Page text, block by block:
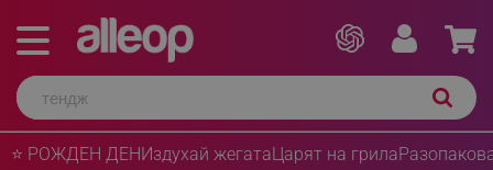
⭐ РОЖДЕН ДЕНИздухай жегатаЦарят на грила